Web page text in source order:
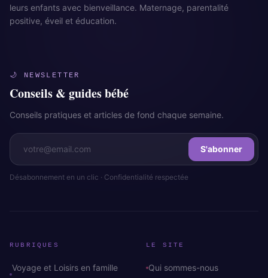
leurs enfants avec bienveillance. Maternage, parentalité
positive, éveil et éducation.
🌙 NEWSLETTER
Conseils & guides bébé
Conseils pratiques et articles de fond chaque semaine.
S'abonner
Désabonnement en un clic · Confidentialité respectée
RUBRIQUES
Voyage et Loisirs en famille
LE SITE
Qui sommes-nous